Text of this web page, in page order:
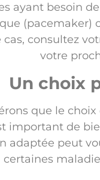
ayant besoin
consultez
votre
Un choix
que le
important de
adaptée peut
certaines